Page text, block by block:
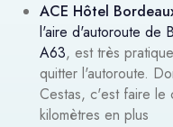
ACE Hôtel
l'aire d'autoroute de
A63, est très
quitter l'autoroute.
Cestas, c'est faire le
kilomètres en plus